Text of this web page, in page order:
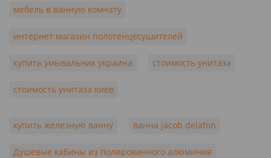
мебель в ванную комнату
интернет магазин полотенцесушителей
купить умывальник украина стоимость унитаза
стоимость унитаза киев
купить железную ванну ванна jacob delafon
Душевые кабины из полированного алюминия